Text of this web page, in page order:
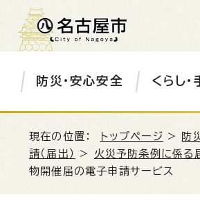
防災・安心安全 くらし・
現在の位置： トップページ > 防
請（届出）
> 火災予防条例に係る
物開催届の電子申請サービス